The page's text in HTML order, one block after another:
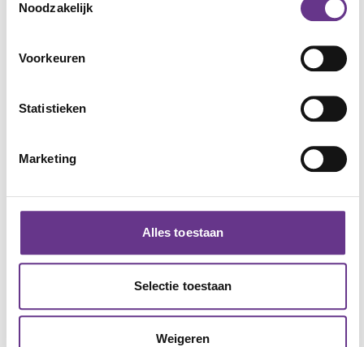
Noodzakelijk
Voorkeuren
Statistieken
Marketing
Alles toestaan
Selectie toestaan
Weigeren
Met het oog op groei
leergesprekken ontdek je welk doel past. Je zet
e.d.). Wil je met groei aan de slag, richt je dan op
het bewustzijn en het begrip van je cliënt. Je helpt
Zo geef je je cliënt grip op het ontdekken. Zo wordt
het ook makkelijker éigen’.
Je laat je cliënt/leerling te weinig ervaren